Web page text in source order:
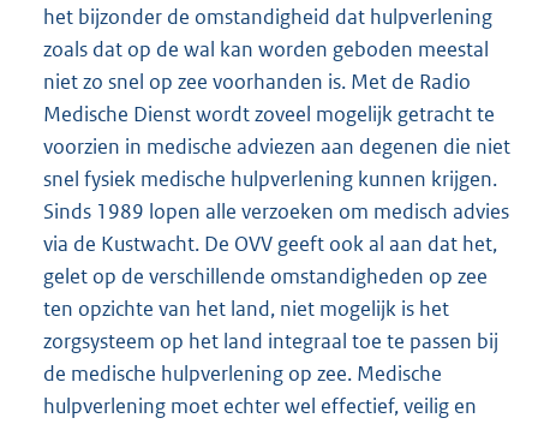
het bijzonder de omstandigheid dat hulpverlening
zoals dat op de wal kan worden geboden meestal
niet zo snel op zee voorhanden is. Met de Radio
Medische Dienst wordt zoveel mogelijk getracht te
voorzien in medische adviezen aan degenen die niet
snel fysiek medische hulpverlening kunnen krijgen.
Sinds 1989 lopen alle verzoeken om medisch advies
via de Kustwacht. De OVV geeft ook al aan dat het,
gelet op de verschillende omstandigheden op zee
ten opzichte van het land, niet mogelijk is het
zorgsysteem op het land integraal toe te passen bij
de medische hulpverlening op zee. Medische
hulpverlening moet echter wel effectief, veilig en